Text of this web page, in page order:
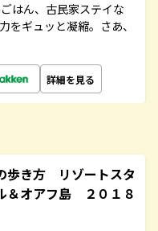
はん、古民家ステイな
をギュッと凝縮。さあ、
詳細を見る
歩き方 リゾートスタ
オアフ島 ２０１８